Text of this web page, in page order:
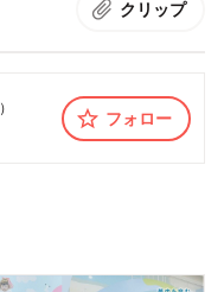
クリップ
）
フォロー